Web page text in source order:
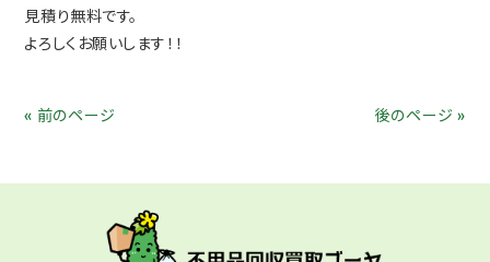
見積り無料です。
よろしくお願いします！！
« 前のページ 後のページ »